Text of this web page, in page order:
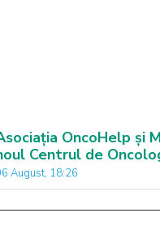
OncoHelp și
Centrul de
August, 18:26